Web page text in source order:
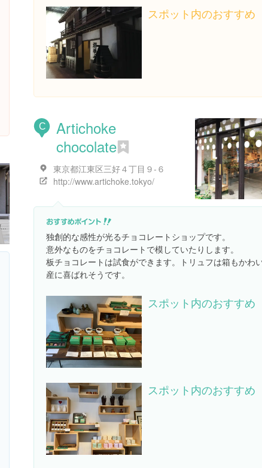
スポット内のおすすめ
C
Artichoke
chocolate
東京都江東区三好４丁目９-６
http://www.artichoke.tokyo/
独創的な感性が光るチョコレートショップです。
意外なものをチョコレートで模していたりします。
板チョコレートは試食ができます。トリュフは箱もかわ
産に喜ばれそうです。
スポット内のおすすめ
スポット内のおすすめ
日本初、北海道産ナチュラルチーズの専門店「チーズのこえ」（東京 ...